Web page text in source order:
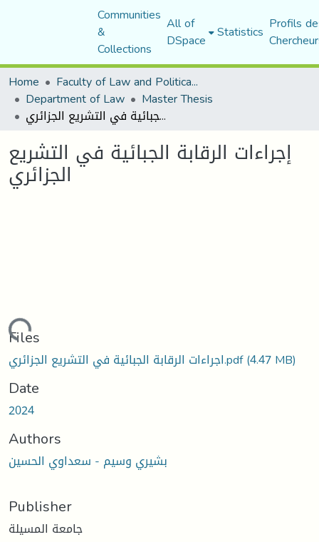
Communities
&
Collections
All of
DSpace Statistics Profils
Home
Faculty of Law and Political Science
Department of Law Master Thesis
إجراءات الرقابة الجبائية في التشريع الجزائري
إجراءات الرقابة الجبائية في التشريع
الجزائري
Files
اجراءات الرقابة الجبائية في التشريع الجزائري.pdf(4.47 MB)
Date
2024
Authors
بشيري وسيم - سعداوي الحسين
Publisher
جامعة المسيلة